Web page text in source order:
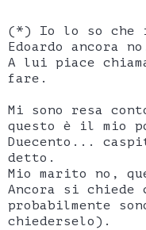
(*) Io lo so che
Edoardo ancora
A lui piace
fare.
Mi sono resa
questo è il mio
Duecento...
detto.
Mio marito no,
Ancora si
probabilmente
chiederselo).